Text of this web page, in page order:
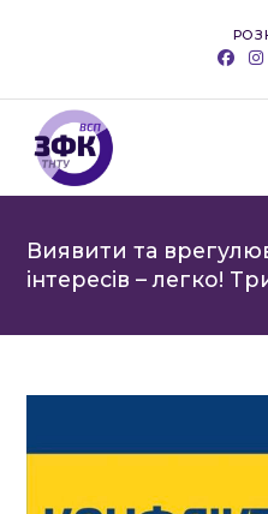
Виявити та
інтересів – легко!